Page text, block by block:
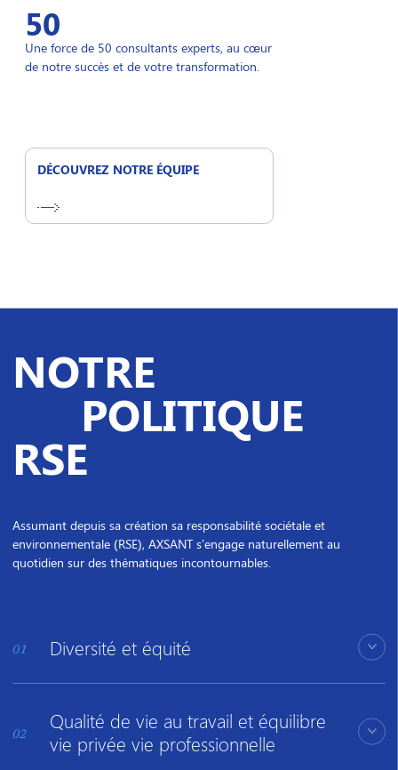
50
Une force de 50 consultants experts, au cœur
de notre succès et de votre transformation.
DÉCOUVREZ NOTRE ÉQUIPE
NOTRE
POLITIQUE
RSE
Assumant depuis sa création sa responsabilité sociétale et
environnementale (RSE), AXSANT s’engage naturellement au
quotidien sur des thématiques incontournables.
Diversité et équité
01
Nous nous engageons à favoriser la diversité et l’inclusion au sein de
notre entreprise, reconnaissant que la richesse de perspectives et de
talents contribue à notre réussite collective. Nous œuvrons pour un
Qualité de vie au travail et équilibre
vie privée vie professionnelle
02